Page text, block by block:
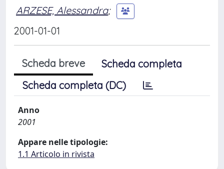
ARZESE, Alessandra;
2001-01-01
Scheda breve
Scheda completa
Scheda completa (DC)
Anno
2001
Appare nelle tipologie:
1.1 Articolo in rivista